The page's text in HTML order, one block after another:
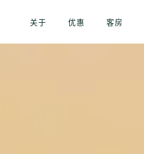
关于 优惠 客房